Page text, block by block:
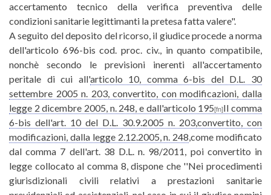
accertamento tecnico della verifica preventiva delle
condizioni sanitarie legittimanti la pretesa fatta valere".
A seguito del deposito del ricorso, il giudice procede a norma
dell'articolo 696-bis cod. proc. civ., in quanto compatibile,
nonchè secondo le previsioni inerenti all'accertamento
peritale di cui all'articolo 10, comma 6-bis del D.L. 30
settembre 2005 n. 203, convertito, con modificazioni, dalla
legge 2 dicembre 2005, n. 248, e dall'articolo 195[fn]Il comma
6-bis dell'art. 10 del D.L. 30.9.2005 n. 203,convertito, con
modificazioni, dalla legge 2.12.2005, n. 248,come modificato
dal comma 7 dell'art. 38 D.L. n. 98/2011, poi convertito in
legge collocato al comma 8, dispone che ''Nei procedimenti
giurisdizionali civili relativi a prestazioni sanitarie